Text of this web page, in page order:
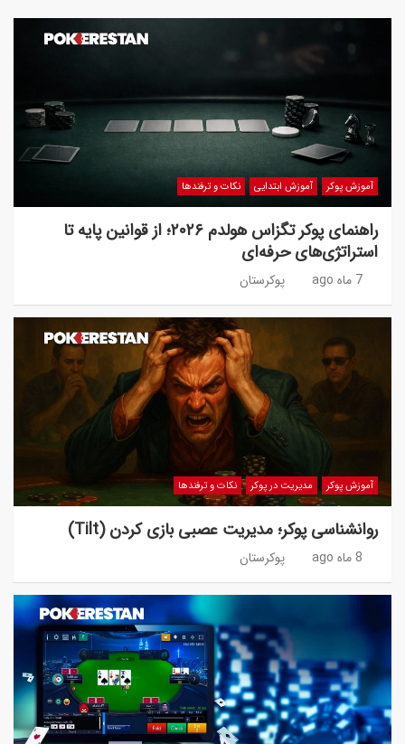
آموزش پوکر آموزش ابتدایی نکات و ترفندها
راهنمای پوکر تگزاس هولدم ۲۰۲۶؛ از قوانین پایه تا
استراتژی‌های حرفه‌ای
7 ماه ago پوکرستان
آموزش پوکر مدیریت در پوکر نکات و ترفندها
روانشناسی پوکر؛ مدیریت عصبی بازی کردن (Tilt)
8 ماه ago پوکرستان